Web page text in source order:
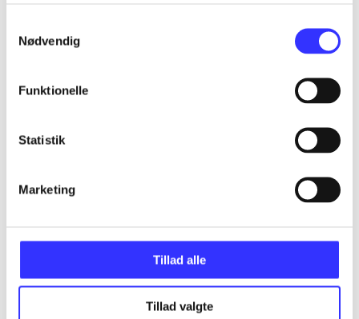
Nødvendig
Funktionelle
Statistik
Marketing
Tillad alle
Tillad valgte
Artikler